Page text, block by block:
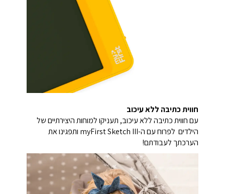
חווית כתיבה ללא עיכוב
עם חווית כתיבה ללא עיכוב, תעניקו למוחות היצירתיים של
הילדים לפרוח עם ה-myFirst Sketch III ותפגינו את
הערכתך לעבודתם!